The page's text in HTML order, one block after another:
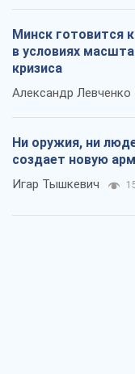
Минск готовится
в условиях
кризиса
Александр Левченко
Ни оружия, ни
создает новую
Игар Тышкевич